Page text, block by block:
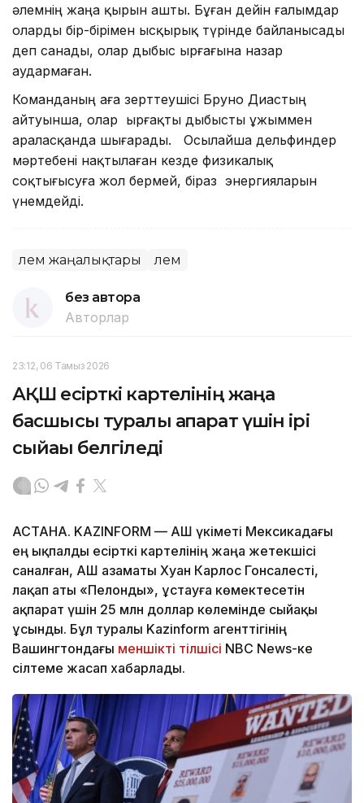
әлемнің жаңа қырын ашты. Бұған дейін ғалымдар
оларды бір-бірімен ысқырық түрінде байланысады
деп санады, олар дыбыс ырғағына назар
аудармаған.
Команданың аға зерттеушісі Бруно Диастың
айтуынша, олар ырғақты дыбысты ұжыммен
араласқанда шығарады. Осылайша дельфиндер
мәртебені нақтылаған кезде физикалық
соқтығысуға жол бермей, біраз энергияларын
үнемдейді.
Әлем жаңалықтары Әлем
без автора
Авторлар
23:12, 06 Тамыз 2026
АҚШ есірткі картелінің жаңа
басшысы туралы ақпарат үшін ірі
сыйақы белгіледі
АСТАНА. KAZINFORM — АҚШ үкіметі Мексикадағы
ең ықпалды есірткі картелінің жаңа жетекшісі
саналған, АҚШ азаматы Хуан Карлос Гонсалесті,
лақап аты «Пелонды», ұстауға көмектесетін
ақпарат үшін 25 млн доллар көлемінде сыйақы
ұсынды. Бұл туралы Kazinform агенттігінің
Вашингтондағы меншікті тілшісі NBC News-ке
сілтеме жасап хабарлады.